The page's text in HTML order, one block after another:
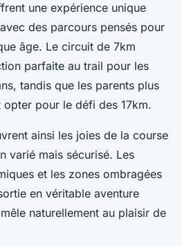
une expérience unique
des parcours pensés pour
âge. Le circuit de 7km
parfaite au trail pour les
tandis que les parents plus
pour le défi des 17km.
ainsi les joies de la course
varié mais sécurisé. Les
et les zones ombragées
en véritable aventure
naturellement au plaisir de